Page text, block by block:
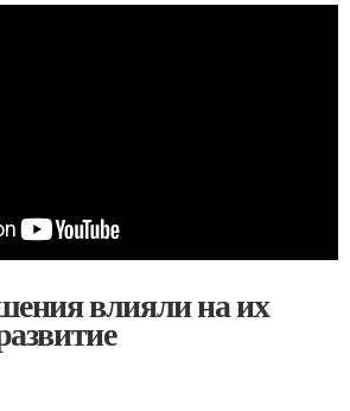
влияли на их